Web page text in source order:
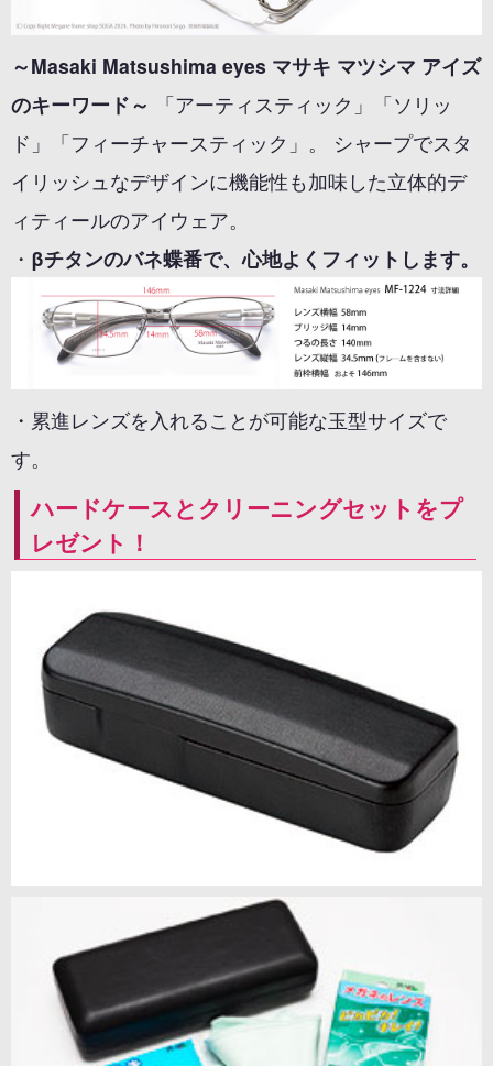
～Masaki Matsushima eyes マサキ マツシマ アイズ
のキーワード～
「アーティスティック」「ソリッ
ド」「フィーチャースティック」。 シャープでスタ
イリッシュなデザインに機能性も加味した立体的デ
ィティールのアイウェア。
・ βチタンのバネ蝶番で、心地よくフィットします。
・累進レンズを入れることが可能な玉型サイズで
す。
ハードケースとクリーニングセットをプ
レゼント！